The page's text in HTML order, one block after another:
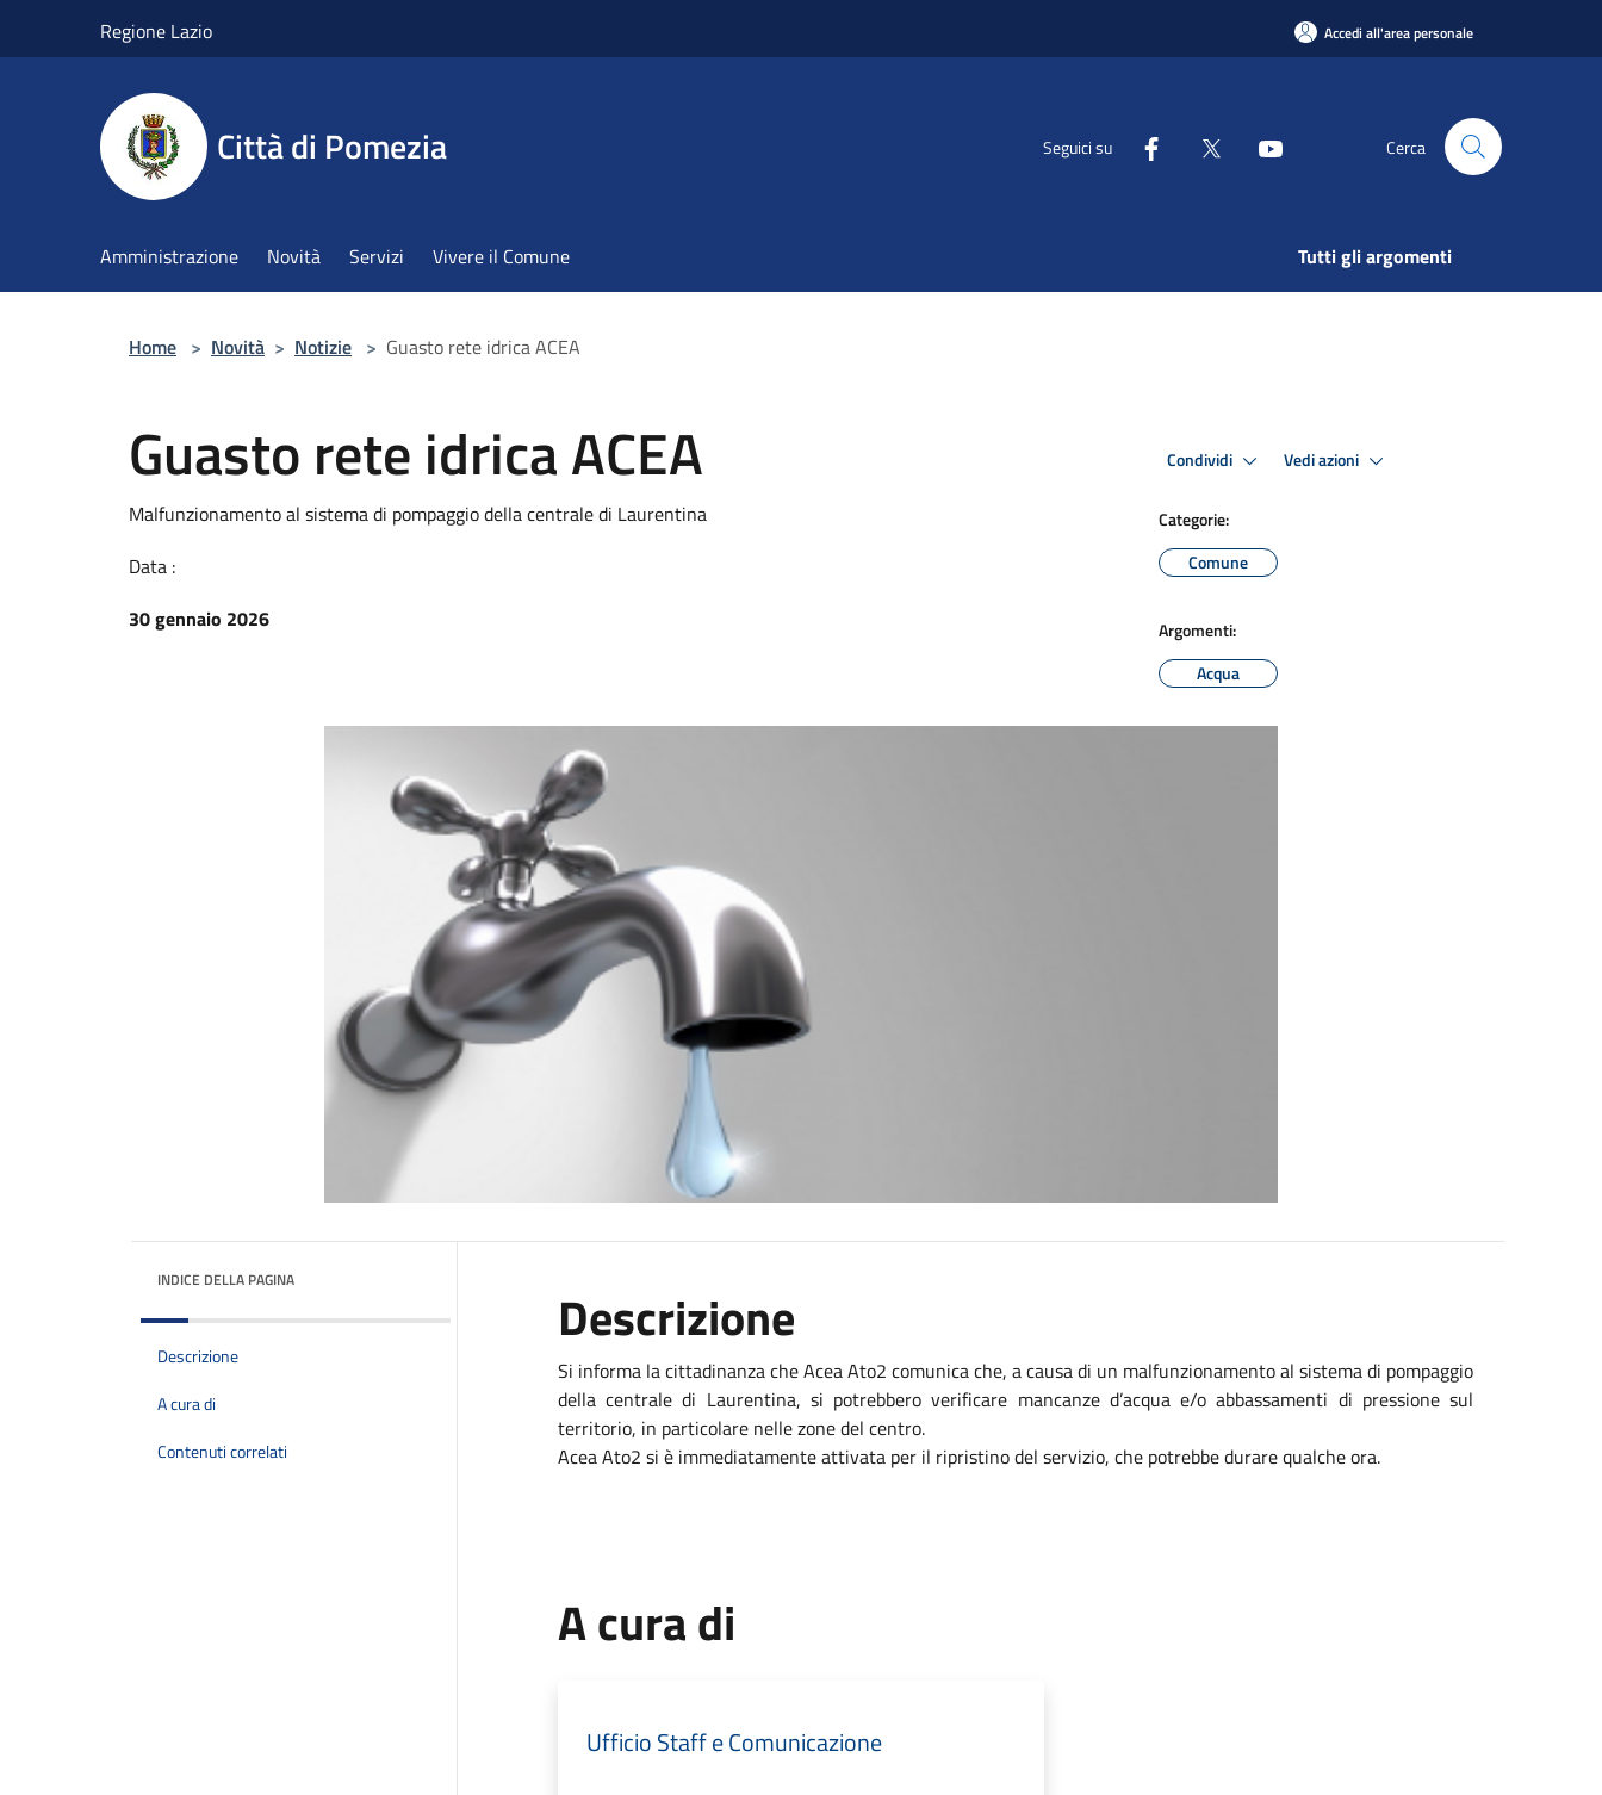
Regione Lazio Accedi all'area personale
Città di Pomezia Seguici su Cerca
Amministrazione Novità Servizi Vivere il Comune Tutti gli argomenti
Home > Novità > Notizie > Guasto rete idrica ACEA
Guasto rete idrica ACEA
Malfunzionamento al sistema di pompaggio della centrale di Laurentina
Data :
30 gennaio 2026
Condividi Vedi azioni
Categorie:
Comune
Argomenti:
Acqua
INDICE DELLA PAGINA
Descrizione
A cura di
Contenuti correlati
Descrizione
Si informa la cittadinanza che Acea Ato2 comunica che, a causa di un malfunzionamento al sistema di pompaggio
della centrale di Laurentina, si potrebbero verificare mancanze d’acqua e/o abbassamenti di pressione sul
territorio, in particolare nelle zone del centro.
Acea Ato2 si è immediatamente attivata per il ripristino del servizio, che potrebbe durare qualche ora.
A cura di
Ufficio Staff e Comunicazione